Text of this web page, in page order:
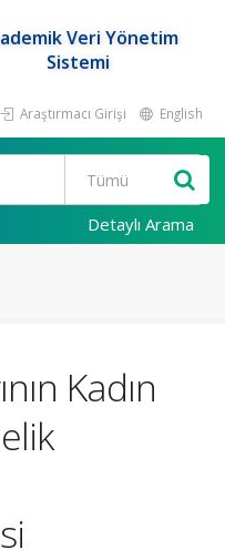
Veri Yönetim
Sistemi
Araştırmacı Girişi English
Detaylı Arama
Kadın